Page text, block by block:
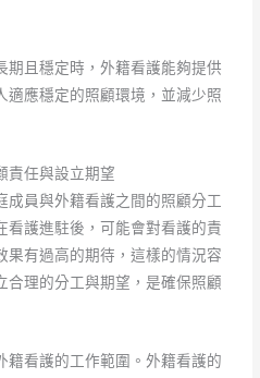
期且穩定時，外籍看護能夠提供
適應穩定的照顧環境，並減少照
責任與設立期望
成員與外籍看護之間的照顧分工
看護進駐後，可能會對看護的責
果有過高的期待，這樣的情況容
合理的分工與期望，是確保照顧
籍看護的工作範圍。外籍看護的